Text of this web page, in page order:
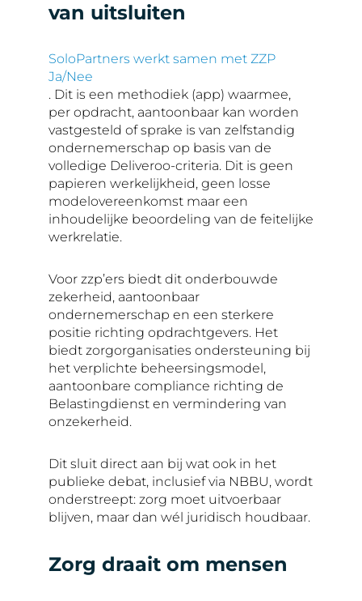
van uitsluiten
SoloPartners werkt samen met ZZP
Ja/Nee
. Dit is een methodiek (app) waarmee,
per opdracht, aantoonbaar kan worden
vastgesteld of sprake is van zelfstandig
ondernemerschap op basis van de
volledige Deliveroo-criteria. Dit is geen
papieren werkelijkheid, geen losse
modelovereenkomst maar een
inhoudelijke beoordeling van de feitelijke
werkrelatie.
Voor zzp’ers biedt dit onderbouwde
zekerheid, aantoonbaar
ondernemerschap en een sterkere
positie richting opdrachtgevers. Het
biedt zorgorganisaties ondersteuning bij
het verplichte beheersingsmodel,
aantoonbare compliance richting de
Belastingdienst en vermindering van
onzekerheid.
Dit sluit direct aan bij wat ook in het
publieke debat, inclusief via NBBU, wordt
onderstreept: zorg moet uitvoerbaar
blijven, maar dan wél juridisch houdbaar.
Zorg draait om mensen